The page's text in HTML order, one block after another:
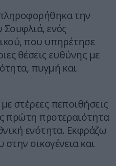
την
ενός
που υπηρέτησε
θέσεις ευθύνης με
πυγμή και
στέρεες πεποιθήσεις
πρώτη προτεραιότητα
ενότητα. Εκφράζω
οικογένεια και